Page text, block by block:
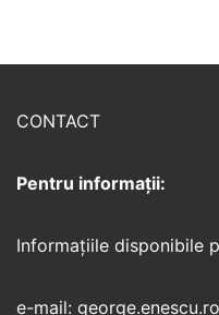
CONTACT
Pentru informații:
Informaţiile disponibile
e-mail: